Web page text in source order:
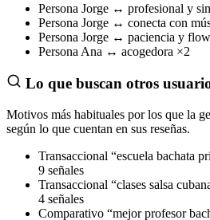
Persona Jorge ↔ profesional y
Persona Jorge ↔ conecta con
Persona Jorge ↔ paciencia y flow
Persona Ana ↔ acogedora ×2
Lo que buscan otros
Motivos más habituales por los que la
según lo que cuentan en sus reseñas.
Transaccional “escuela bachata
9 señales
Transaccional “clases salsa
4 señales
Comparativo “mejor profesor